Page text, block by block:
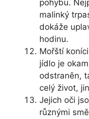
pohybu.
malinký
dokáže
hodinu.
Mořští
jídlo je
odstraněn,
celý život,
Jejich oči
různými